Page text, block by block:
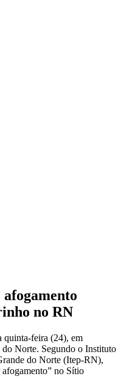
no RN
quinta-feira (24), em
Norte. Segundo o Instituto
do Norte (Itep-RN),
no Sítio